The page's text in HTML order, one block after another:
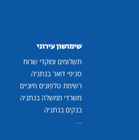
שימושון עירוני
תשלומים ומוקדי שרות
סניפי דואר בנתניה
רשימת טלפונים חיוניים
משרדי ממשלה בנתניה
בנקים בנתניה
...